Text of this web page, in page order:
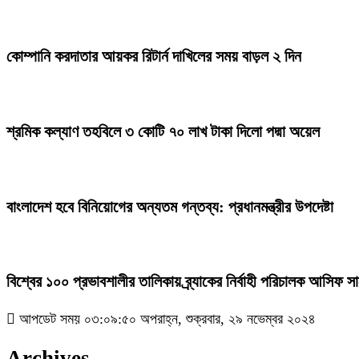
কোম্পানি করদাতার আয়কর রিটার্ন দাখিলের সময় বাড়ল ২ দিন
শ্রমিক কল্যাণ তহবিলে ৩ কোটি ৭০ লাখ টাকা দিলো পদ্মা অয়েল
বাংলাদেশ হবে বিনিয়োগের অন্যতম গন্তব্য: প্রধানমন্ত্রীর উপদেষ্টা
বিশ্বের ১০০ প্রভাবশালীর তালিকায় ব্র্যাকের নির্বাহী পরিচালক আসিফ
আপডেট সময় ০৩:০৯:৫০ অপরাহ্ন, শুক্রবার, ২৯ নভেম্বর ২০২৪